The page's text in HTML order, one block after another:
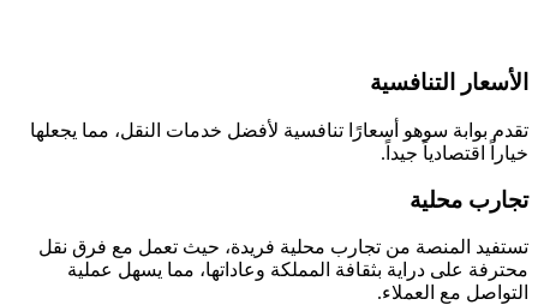
الأسعار التنافسية
تقدم بوابة سوهو أسعارًا تنافسية لأفضل خدمات النقل، مما يجعلها
خياراً اقتصادياً جيداً.
تجارب محلية
تستفيد المنصة من تجارب محلية فريدة، حيث تعمل مع فرق نقل
محترفة على دراية بثقافة المملكة وعاداتها، مما يسهل عملية
التواصل مع العملاء.